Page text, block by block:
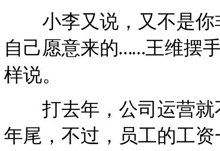
小李又说，又不是你
自己愿意来的……王维摆
样说。
打去年，公司运营就
年尾，不过，员工的工